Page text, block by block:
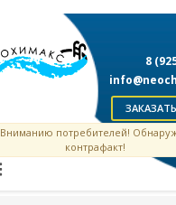
Вниманию потребителей!
контрафакт!
8